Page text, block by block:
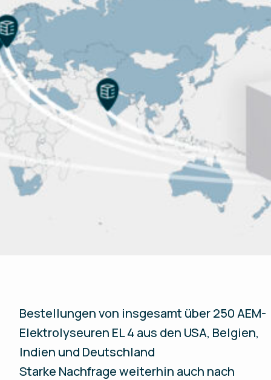
Bestellungen von insgesamt über 250 AEM-
Elektrolyseuren EL 4 aus den USA, Belgien,
Indien und Deutschland
Starke Nachfrage weiterhin auch nach